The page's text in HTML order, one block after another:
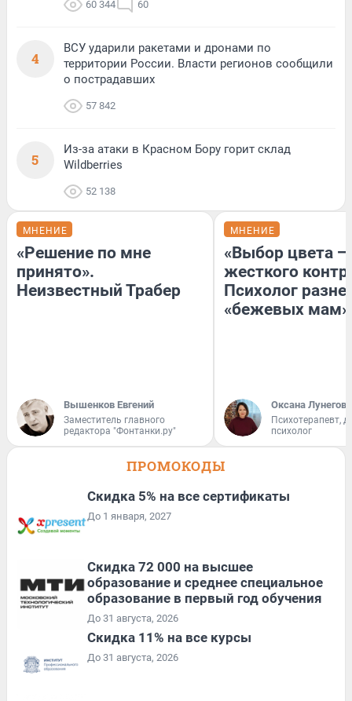
60 344 60
4
ВСУ ударили ракетами и дронами по
территории России. Власти регионов сообщили
о пострадавших
57 842
5
Из-за атаки в Красном Бору горит склад
Wildberries
52 138
МНЕНИЕ
«Решение по мне
принято».
Неизвестный Трабер
Вышенков Евгений
Заместитель главного
редактора "Фонтанки.ру"
МНЕНИЕ
«Выбор цвета —
жесткого
Психолог
«бежевых мам»
Оксана Лунегова
Психотерапевт,
психолог
ПРОМОКОДЫ
Скидка 5% на все сертификаты
До 1 января, 2027
Скидка 72 000 на высшее
образование и среднее специальное
образование в первый год обучения
До 31 августа, 2026
Скидка 11% на все курсы
До 31 августа, 2026